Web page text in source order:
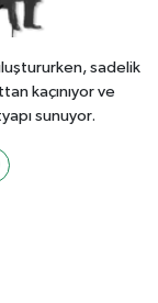
sadelik
kaçınıyor ve
sunuyor.